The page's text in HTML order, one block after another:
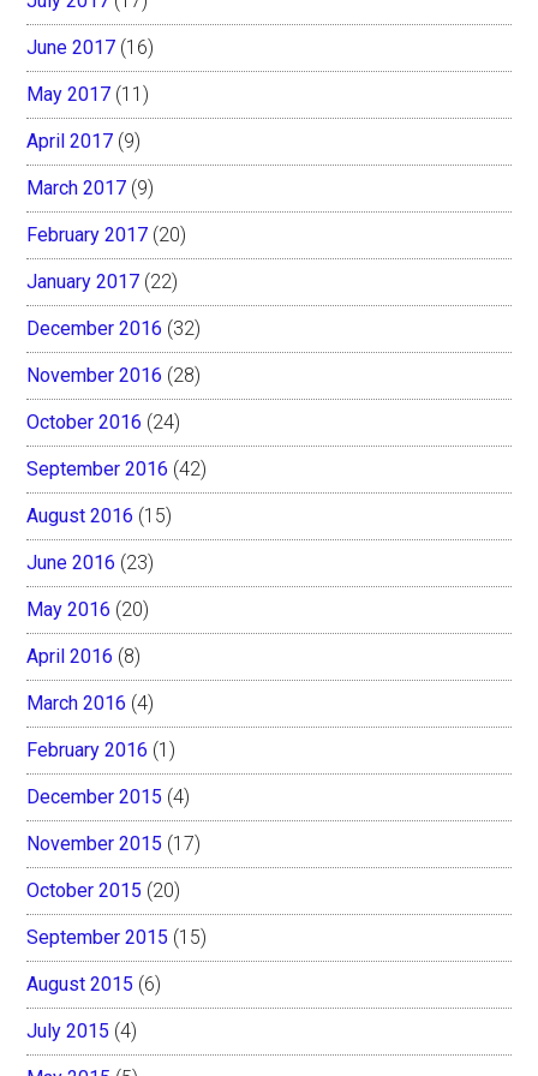
June 2017 (16)
May 2017 (11)
April 2017 (9)
March 2017 (9)
February 2017 (20)
January 2017 (22)
December 2016 (32)
November 2016 (28)
October 2016 (24)
September 2016 (42)
August 2016 (15)
June 2016 (23)
May 2016 (20)
April 2016 (8)
March 2016 (4)
February 2016 (1)
December 2015 (4)
November 2015 (17)
October 2015 (20)
September 2015 (15)
August 2015 (6)
July 2015 (4)